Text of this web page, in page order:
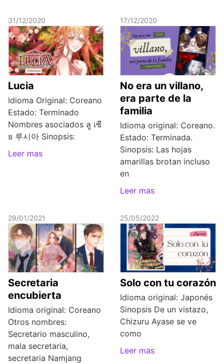
31/12/2020
Lucia
Idioma Original: Coreano
Estado: Terminado
Nombres asociados ลู เซี
ย 루시아 Sinopsis:
Leer mas
17/12/2020
No era un villano,
era parte de la
familia
Idioma original: Coreano.
Estado: Terminada.
Sinopsis: Las hojas
amarillas brotan incluso
en
Leer mas
29/01/2021
Secretaria
encubierta
Idioma original: Coreano
Otros nombres:
Secretario masculino,
mala secretaria,
secretaria Namjang
25/05/2022
Solo con tu corazón
Idioma original: Japonés
Sinopsis De un vistazo,
Chizuru Ayase se ve
como
Leer mas